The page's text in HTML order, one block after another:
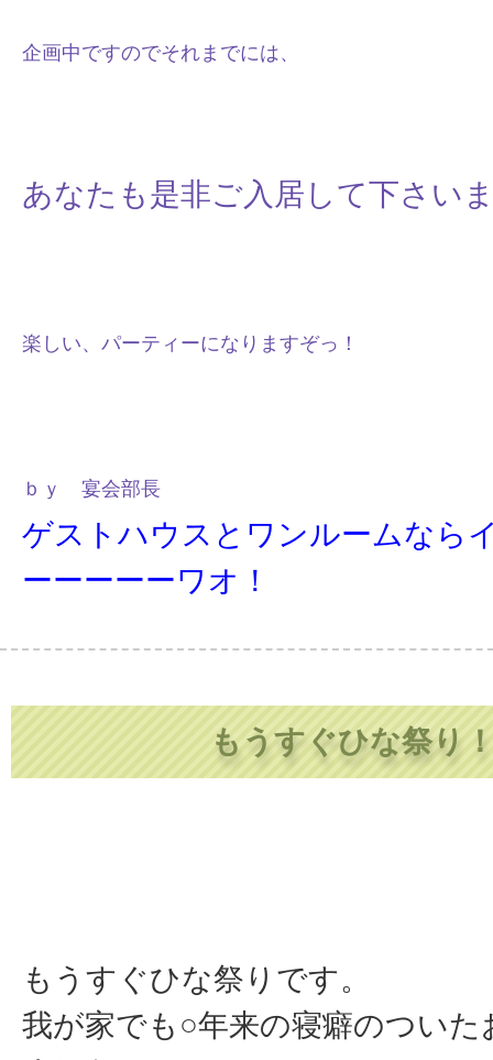
企画中ですのでそれまでには、
あなたも是非ご入居して下さい
楽しい、パーティーになりますぞっ！
ｂｙ 宴会部長
ゲストハウスとワンルームなら
ーーーーーワオ！
もうすぐひな祭り
もうすぐひな祭りです。
我が家でも○年来の寝癖のついた